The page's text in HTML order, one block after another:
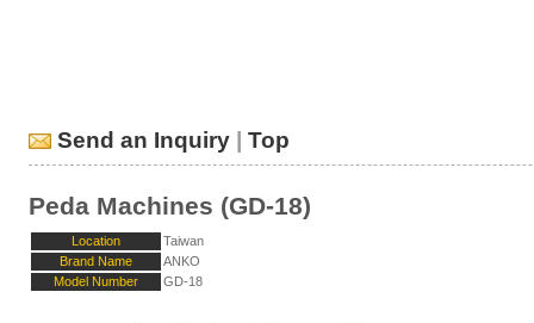
Send an Inquiry | Top
Peda Machines (GD-18)
Location
Taiwan
Brand Name
ANKO
Model Number
GD-18